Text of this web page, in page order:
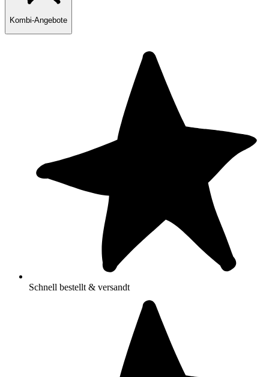
Kombi-Angebote
Schnell bestellt & versandt